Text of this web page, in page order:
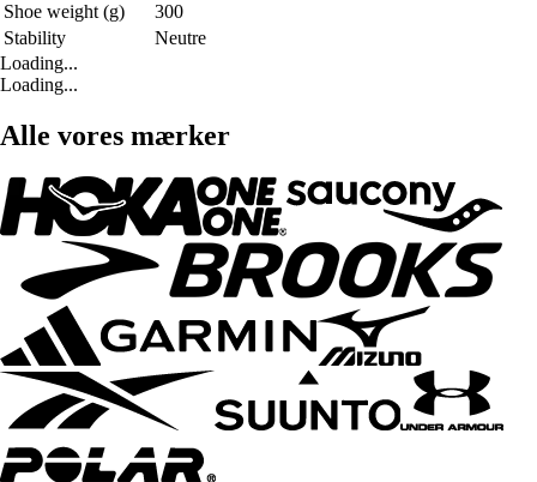
Shoe weight (g)
300
Stability
Neutre
Loading...
Loading...
Alle vores mærker